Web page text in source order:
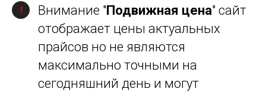
! Внимание " Подвижная цена" сайт
отображает цены актуальных
прайсов но не являются
максимально точными на
сегодняшний день и могут